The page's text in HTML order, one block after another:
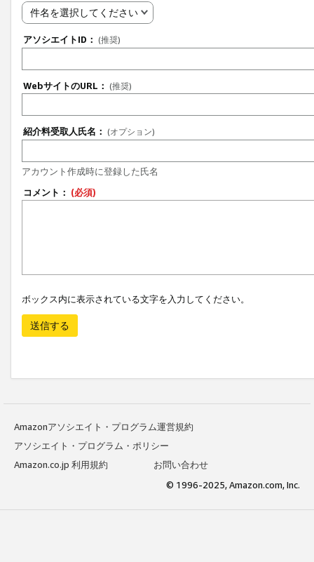
件名を選択してください
アソシエイトID： (推奨)
WebサイトのURL： (推奨)
紹介料受取人氏名： (オプション)
アカウント作成時に登録した氏名
コメント： (必須)
ボックス内に表示されている文字を入力してください。
送信する
Amazonアソシエイト・プログラム運営規約
アソシエイト・プログラム・ポリシー
Amazon.co.jp 利用規約
お問い合わせ
© 1996-2025, Amazon.com, Inc.